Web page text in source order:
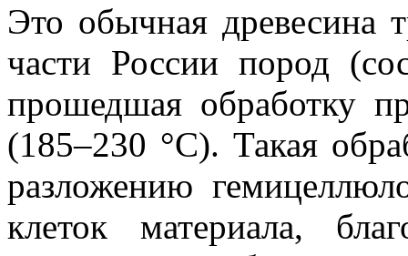
Это обычная древесина
части России пород
прошедшая обработку
(185–230 °С). Такая
разложению
клеток материала,